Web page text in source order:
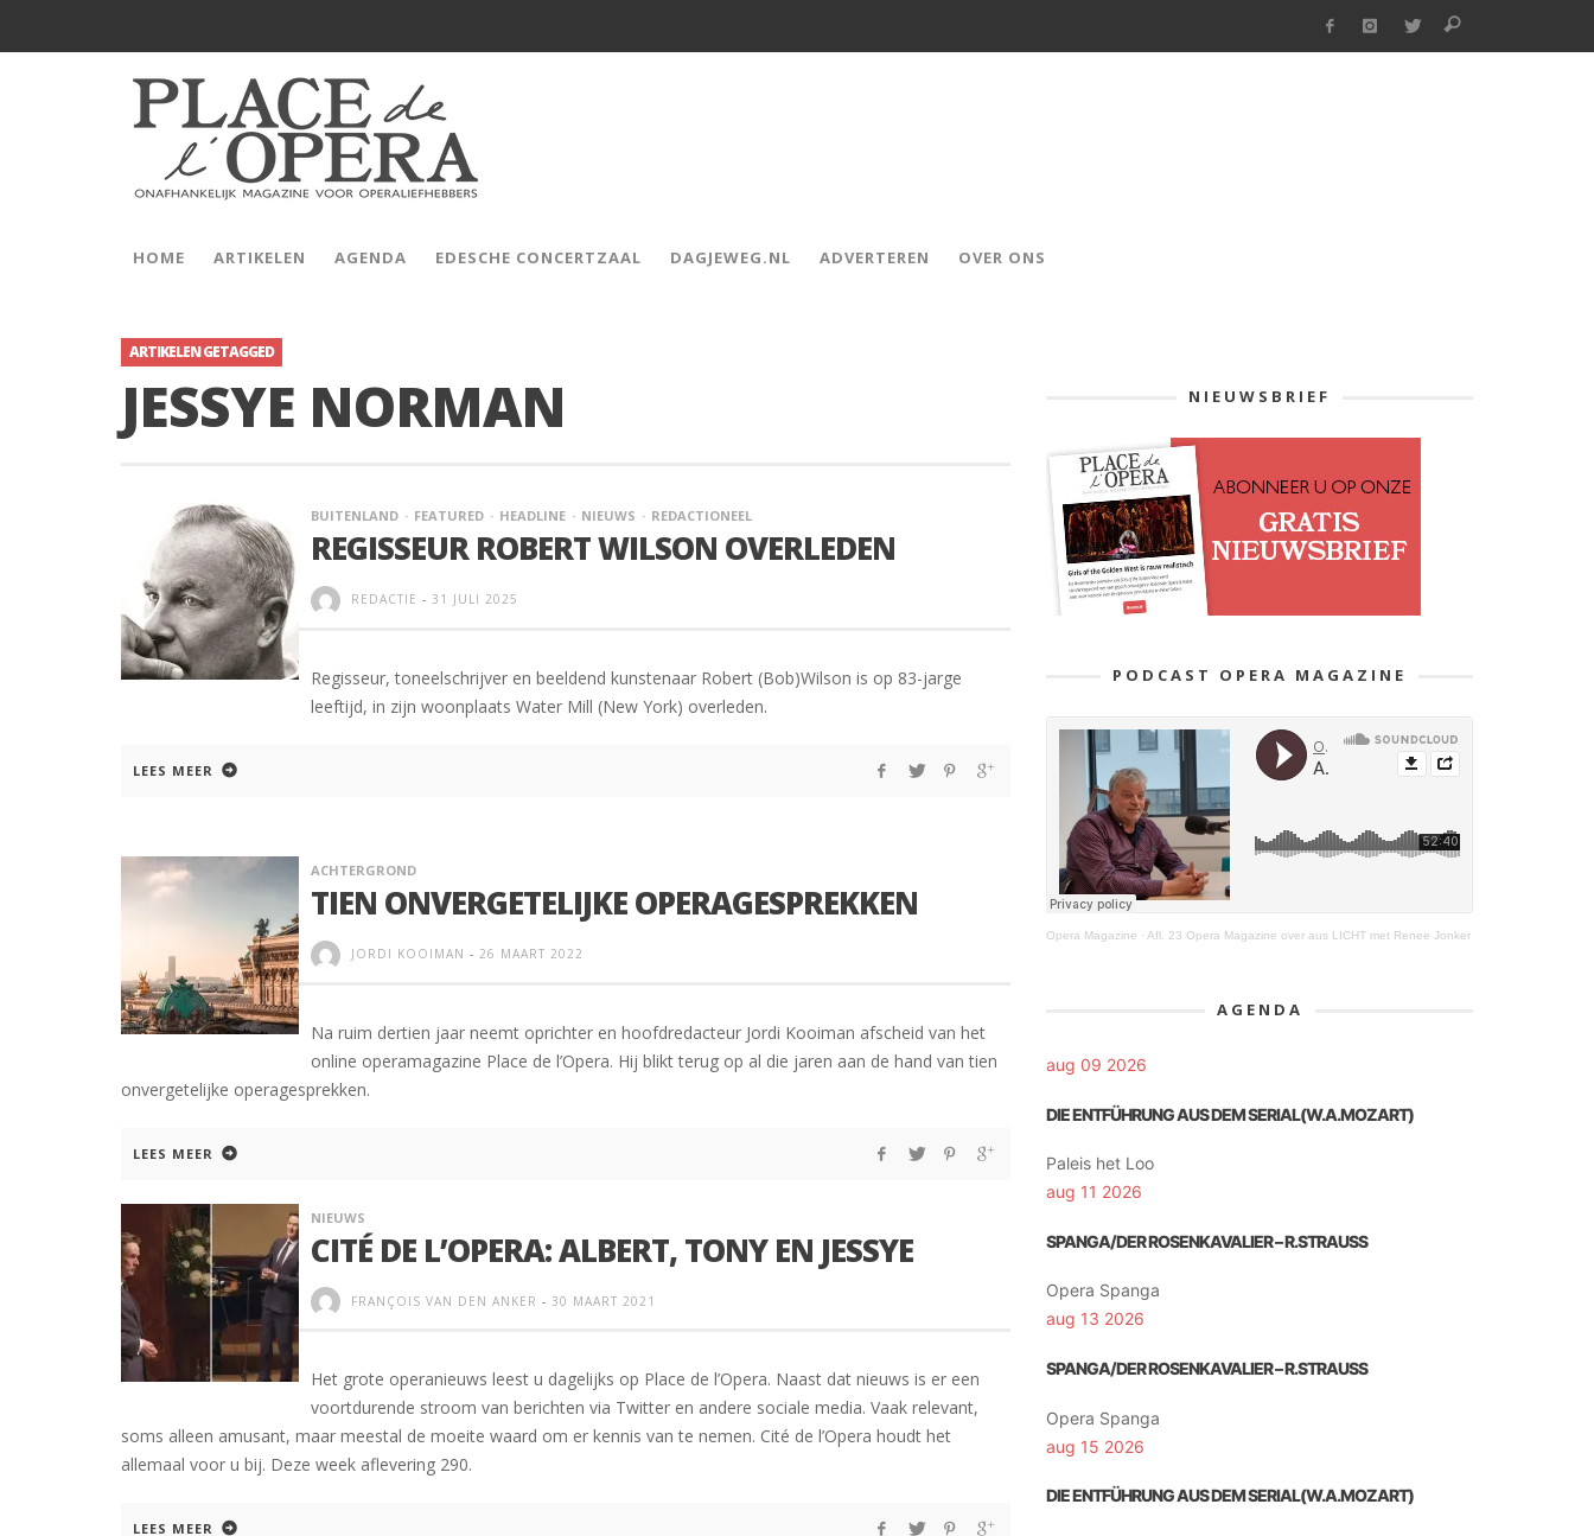
HOME ARTIKELEN AGENDA EDESCHE CONCERTZAAL DAGJEWEG.NL ADVERTEREN OVER ONS
ARTIKELEN GETAGGED
JESSYE NORMAN
BUITENLAND FEATURED HEADLINE NIEUWS REDACTIONEEL
REGISSEUR ROBERT WILSON OVERLEDEN
REDACTIE - 31 JULI 2025
Regisseur, toneelschrijver en beeldend kunstenaar Robert (Bob)Wilson is op 83-jarge
leeftijd, in zijn woonplaats Water Mill (New York) overleden.
LEES MEER
ACHTERGROND
TIEN ONVERGETELIJKE OPERAGESPREKKEN
JORDI KOOIMAN - 26 MAART 2022
Na ruim dertien jaar neemt oprichter en hoofdredacteur Jordi Kooiman afscheid van het
online operamagazine Place de l’Opera. Hij blikt terug op al die jaren aan de hand van tien
onvergetelijke operagesprekken.
LEES MEER
NIEUWS
CITÉ DE L’OPERA: ALBERT, TONY EN JESSYE
FRANÇOIS VAN DEN ANKER - 30 MAART 2021
Het grote operanieuws leest u dagelijks op Place de l’Opera. Naast dat nieuws is er een
voortdurende stroom van berichten via Twitter en andere sociale media. Vaak relevant,
soms alleen amusant, maar meestal de moeite waard om er kennis van te nemen. Cité de l’Opera houdt het
allemaal voor u bij. Deze week aflevering 290.
LEES MEER
NIEUWSBRIEF
PODCAST OPERA MAGAZINE
Opera Magazine · Afl. 23 Opera Magazine over aus LICHT met Renee Jonker
AGENDA
aug 09 2026
DIE ENTFÜHRUNG AUS DEM SERIAL(W.A.MOZART)
Paleis het Loo
aug 11 2026
SPANGA/DER ROSENKAVALIER – R.STRAUSS
Opera Spanga
aug 13 2026
SPANGA/DER ROSENKAVALIER – R.STRAUSS
Opera Spanga
aug 15 2026
DIE ENTFÜHRUNG AUS DEM SERIAL(W.A.MOZART)